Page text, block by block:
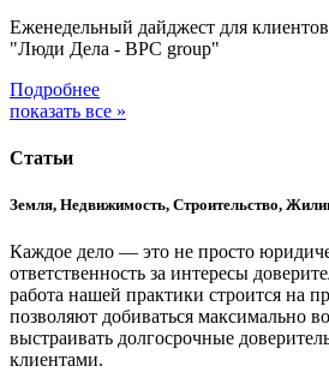
Еженедельный дайджест для
"Люди Дела - BPC group"
Подробнее
показать все »
Статьи
Земля, Недвижимость, Строительство,
Каждое дело — это не просто
ответственность за интересы
работа нашей практики строится на
позволяют добиваться максимально
выстраивать долгосрочные
клиентами.